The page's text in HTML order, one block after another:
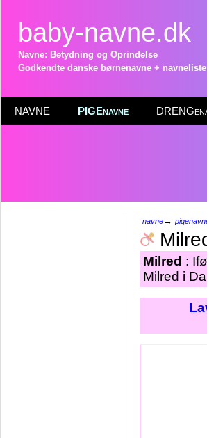
baby-navne.dk
Navne: Betydning og Oprindelse
Godkendte danske børnenavne +
NAVNE PIGEnavne
navne→
Milred :
Milred i